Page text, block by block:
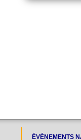
ÉVÉNEMENTS